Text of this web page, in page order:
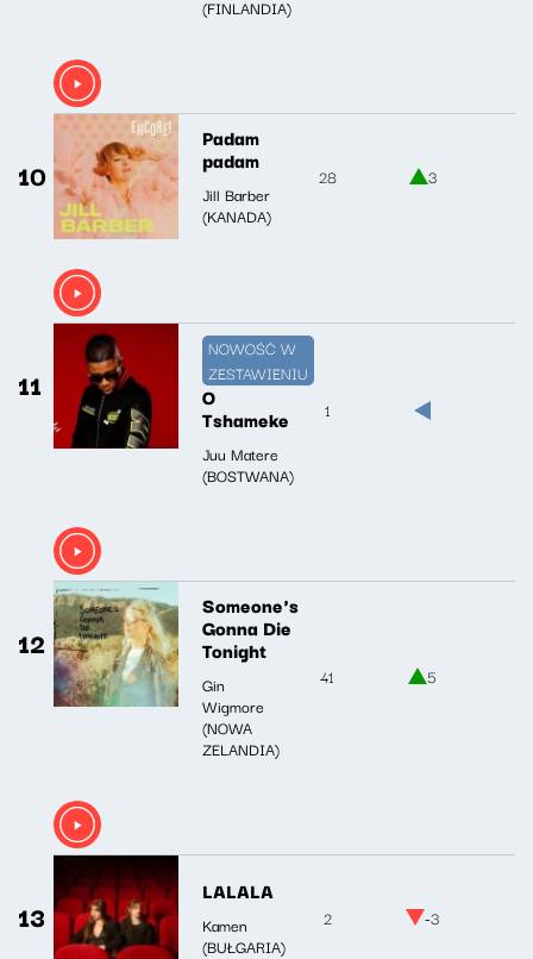
(FINLANDIA)
10
Padam
padam
Jill Barber
(KANADA)
28 3
11
NOWOŚĆ W
ZESTAWIENIU
O
Tshameke
Juu Matere
(BOSTWANA)
1
12
Someone's
Gonna Die
Tonight
Gin
Wigmore
(NOWA
ZELANDIA)
41 5
13
LALALA
Kamen
(BUŁGARIA)
2 -3